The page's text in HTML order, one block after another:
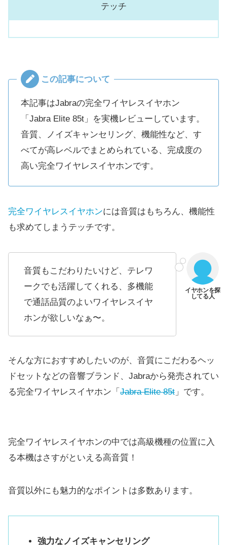
テッチ
この記事について
本記事はJabraの完全ワイヤレスイヤホン
「Jabra Elite 85t」を実機レビューしています。
音質、ノイズキャンセリング、機能性など、す
べてが高レベルでまとめられている、完成度の
高い完全ワイヤレスイヤホンです。
完全ワイヤレスイヤホンには音質はもちろん、機能性
も求めてしまうテッチです。
音質もこだわりたいけど、テレワ
ークでも活躍してくれる、多機能
で通話品質のよいワイヤレスイヤ
ホンが欲しいなぁ〜。
そんな方におすすめしたいのが、音質にこだわるヘッ
ドセットなどの音響ブランド、Jabraから発売されてい
る完全ワイヤレスイヤホン「 Jabra Elite 85t 」です。
完全ワイヤレスイヤホンの中では高級機種の位置に入
る本機はさすがといえる高音質！
音質以外にも魅力的なポイントは多数あります。
強力なノイズキャンセリング